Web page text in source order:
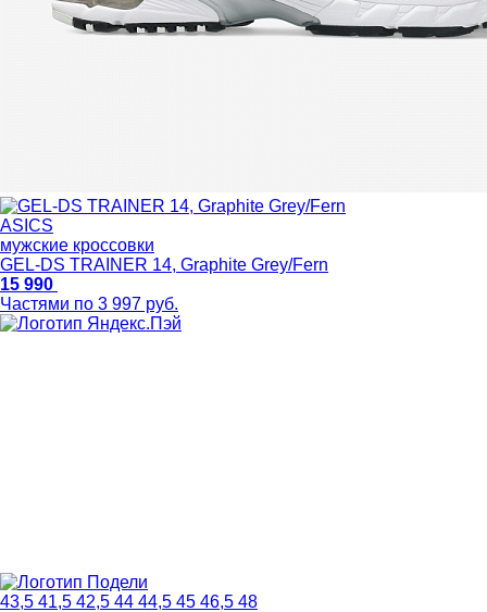
ASICS
мужские кроссовки
GEL-DS TRAINER 14, Graphite Grey/Fern
15 990
Частями по 3 997 руб.
43,5 41,5 42,5 44 44,5 45 46,5 48